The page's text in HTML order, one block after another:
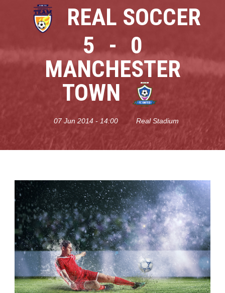
REAL SOCCER
5 - 0
MANCHESTER
TOWN
07 Jun 2014 - 14:00 Real Stadium